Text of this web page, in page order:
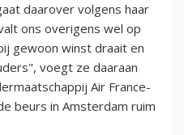
daarover volgens haar
ons overigens wel op
gewoon winst draait en
voegt ze daaraan
Air France-
beurs in Amsterdam ruim